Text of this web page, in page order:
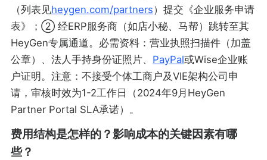
（列表见heygen.com/partners）提交《企业服务申请
表》；② 经ERP服务商（如店小秘、马帮）跳转至其
HeyGen专属通道。必需资料：营业执照扫描件（加盖
公章）、法人手持身份证照片、 PayPal或Wise企业账
户证明。注意：不接受个体工商户及VIE架构公司申
请，审核时效为1-2工作日（2024年9月HeyGen
Partner Portal SLA承诺）。
费用结构是怎样的？影响成本的关键因素有哪
些？